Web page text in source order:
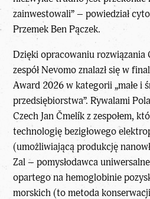
zainwestowali” – powiedział
Przemek Ben Pączek.
Dzięki opracowaniu rozwiązania
zespół Nevomo znalazł się w
Award 2026 w kategorii „małe i
przedsiębiorstwa”. Rywalami
Czech Jan Čmelík z zespołem,
technologię bezigłowego
(umożliwiającą produkcję
Zal – pomysłodawca
opartego na hemoglobinie
morskich (to metoda